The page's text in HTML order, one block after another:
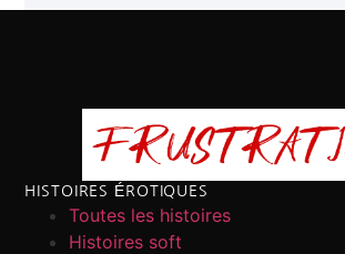
HISTOIRES ÉROTIQUES
Toutes les histoires
Histoires soft